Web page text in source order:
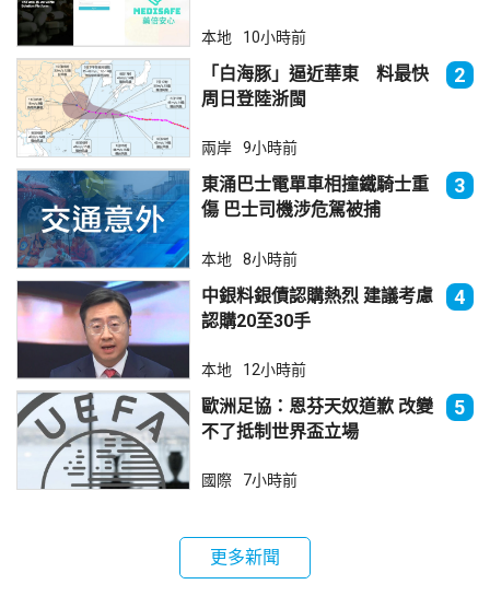
本地 10小時前
「白海豚」逼近華東 料最快
周日登陸浙閩
2
兩岸 9小時前
東涌巴士電單車相撞鐵騎士重
傷 巴士司機涉危駕被捕
3
本地 8小時前
中銀料銀債認購熱烈 建議考慮
認購20至30手
4
本地 12小時前
歐洲足協：恩芬天奴道歉 改變
不了抵制世界盃立場
5
國際 7小時前
更多新聞